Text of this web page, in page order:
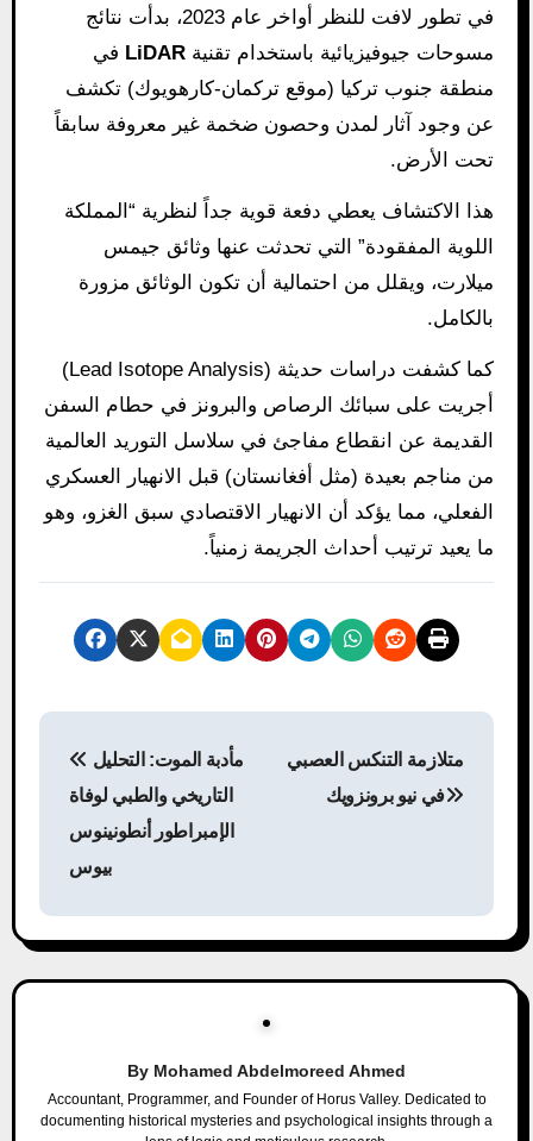
في تطور لافت للنظر أواخر عام 2023، بدأت نتائج
مسوحات جيوفيزيائية باستخدام تقنية LiDAR في
منطقة جنوب تركيا (موقع تركمان-كارهويوك) تكشف
عن وجود آثار لمدن وحصون ضخمة غير معروفة سابقاً
تحت الأرض.
هذا الاكتشاف يعطي دفعة قوية جداً لنظرية “المملكة
اللوية المفقودة” التي تحدثت عنها وثائق جيمس
ميلارت، ويقلل من احتمالية أن تكون الوثائق مزورة
بالكامل.
كما كشفت دراسات حديثة (Lead Isotope Analysis)
أجريت على سبائك الرصاص والبرونز في حطام السفن
القديمة عن انقطاع مفاجئ في سلاسل التوريد العالمية
من مناجم بعيدة (مثل أفغانستان) قبل الانهيار العسكري
الفعلي، مما يؤكد أن الانهيار الاقتصادي سبق الغزو، وهو
ما يعيد ترتيب أحداث الجريمة زمنياً.
n
a
g
التاريخي والطبي لوفاة
الإمبراطور أنطونينوس
بيوس
متلازمة التنكس العصبي
في نيو برونزويك
By Mohamed Abdelmoreed Ahmed
Accountant, Programmer, and Founder of Horus Valley. Dedicated to
documenting historical mysteries and psychological insights through a